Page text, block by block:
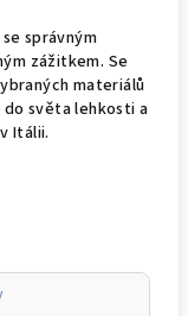
správným
zážitkem. Se
materiálů
do světa lehkosti a
Itálii.